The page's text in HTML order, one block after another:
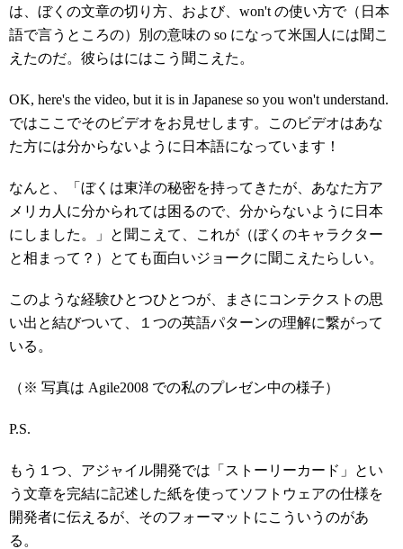
は、ぼくの文章の切り方、および、won't の使い方で（日本
語で言うところの）別の意味の so になって米国人には聞こ
えたのだ。彼らはにはこう聞こえた。
OK, here's the video, but it is in Japanese so you won't understand.
ではここでそのビデオをお見せします。このビデオはあな
た方には分からないように日本語になっています！
なんと、「ぼくは東洋の秘密を持ってきたが、あなた方ア
メリカ人に分かられては困るので、分からないように日本
にしました。」と聞こえて、これが（ぼくのキャラクター
と相まって？）とても面白いジョークに聞こえたらしい。
このような経験ひとつひとつが、まさにコンテクストの思
い出と結びついて、１つの英語パターンの理解に繋がって
いる。
（※ 写真は Agile2008 での私のプレゼン中の様子）
P.S.
もう１つ、アジャイル開発では「ストーリーカード」とい
う文章を完結に記述した紙を使ってソフトウェアの仕様を
開発者に伝えるが、そのフォーマットにこういうのがあ
る。